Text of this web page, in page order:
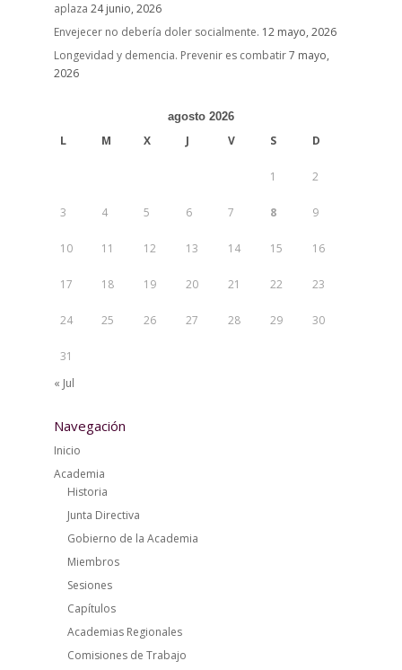
aplaza 24 junio, 2026
Envejecer no debería doler socialmente. 12 mayo, 2026
Longevidad y demencia. Prevenir es combatir7 mayo,
2026
agosto 2026
L M X J V S D
1 2
3 4 5 6 7 8 9
10 11 12 13 14 15 16
17 18 19 20 21 22 23
24 25 26 27 28 29 30
31
« Jul
Navegación
Inicio
Academia
Historia
Junta Directiva
Gobierno de la Academia
Miembros
Sesiones
Capítulos
Academias Regionales
Comisiones de Trabajo